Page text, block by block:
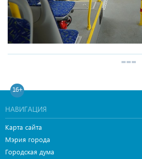
16+
НАВИГАЦИЯ
Карта сайта
Мэрия города
Городская дума